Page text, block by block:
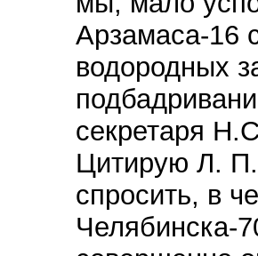
Арзамаса-16
водородных
секретаря
Цитирую Л.
спросить, в
Челябинска-